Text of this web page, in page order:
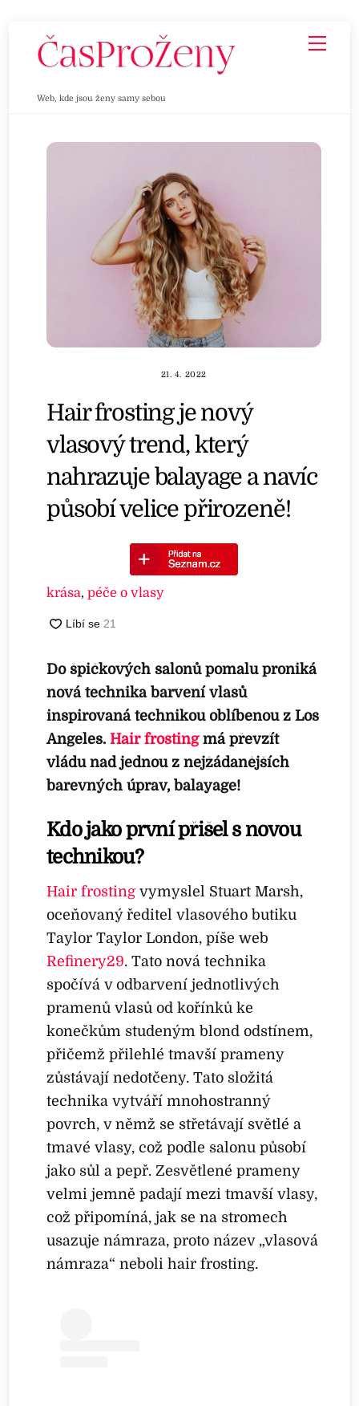
Web, kde jsou ženy samy sebou
21. 4. 2022
Hair frosting je nový
vlasový trend, který
nahrazuje balayage a navíc
působí velice přirozeně!
krása,péče o vlasy
Do špičkových salonů pomalu proniká
nová technika barvení vlasů
inspirovaná technikou oblíbenou z Los
Angeles.Hair frostingmá převzít
vládu nad jednou z nejžádanějších
barevných úprav, balayage!
Kdo jako první přišel s novou
technikou?
Hair frosting vymyslel Stuart Marsh,
oceňovaný ředitel vlasového butiku
Taylor Taylor London, píše web
Refinery29. Tato nová technika
spočívá v odbarvení jednotlivých
pramenů vlasů od kořínků ke
konečkům studeným blond odstínem,
přičemž přilehlé tmavší prameny
zůstávají nedotčeny. Tato složitá
technika vytváří mnohostranný
povrch, v němž se střetávají světlé a
tmavé vlasy, což podle salonu působí
jako sůl a pepř. Zesvětlené prameny
velmi jemně padají mezi tmavší vlasy,
což připomíná, jak se na stromech
usazuje námraza, proto název „vlasová
námraza“ neboli hair frosting.